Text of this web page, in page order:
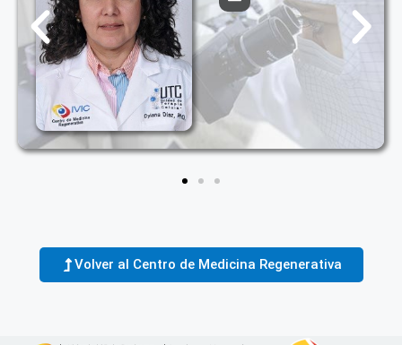
Volver al Centro de Medicina Regenerativa